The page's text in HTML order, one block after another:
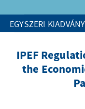
EGYSZERI KIADVÁNY
IPEF
the